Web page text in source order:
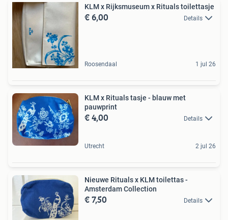
KLM x Rijksmuseum x Rituals toilettasje
€ 6,00 Details
Roosendaal 1 jul 26
KLM x Rituals tasje - blauw met
pauwprint
€ 4,00 Details
Utrecht 2 jul 26
Nieuwe Rituals x KLM toilettas -
Amsterdam Collection
€ 7,50 Details